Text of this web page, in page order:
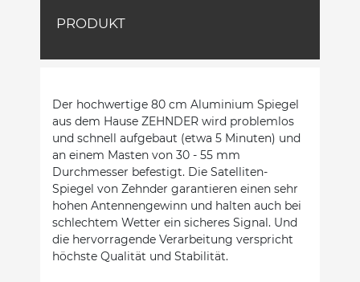
PRODUKT
Der hochwertige 80 cm Aluminium Spiegel
aus dem Hause ZEHNDER wird problemlos
und schnell aufgebaut (etwa 5 Minuten) und
an einem Masten von 30 - 55 mm
Durchmesser befestigt. Die Satelliten-
Spiegel von Zehnder garantieren einen sehr
hohen Antennengewinn und halten auch bei
schlechtem Wetter ein sicheres Signal. Und
die hervorragende Verarbeitung verspricht
höchste Qualität und Stabilität.